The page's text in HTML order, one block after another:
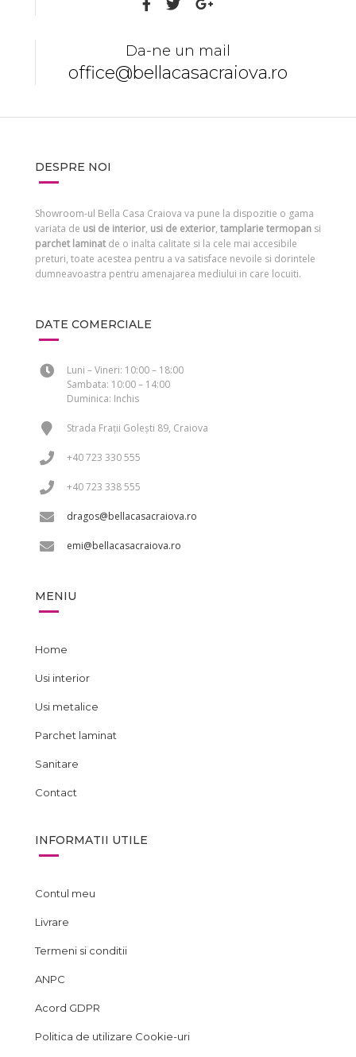
Da-ne un mail
office@bellacasacraiova.ro
DESPRE NOI
Showroom-ul Bella Casa Craiova va pune la dispozitie o gama
variata de usi de interior, usi de exterior, tamplarie termopansi
parchet laminatde o inalta calitate si la cele mai accesibile
preturi, toate acestea pentru a va satisface nevoile si dorintele
dumneavoastra pentru amenajarea mediului in care locuiti.
DATE COMERCIALE
Luni – Vineri: 10:00 – 18:00
Sambata: 10:00 – 14:00
Duminica: Inchis
Strada Frații Golești 89, Craiova
+40 723 330 555
+40 723 338 555
dragos@bellacasacraiova.ro
emi@bellacasacraiova.ro
MENIU
Home
Usi interior
Usi metalice
Parchet laminat
Sanitare
Contact
INFORMATII UTILE
Contul meu
Livrare
Termeni si conditii
ANPC
Acord GDPR
Politica de utilizare Cookie-uri